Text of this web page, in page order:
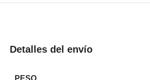
Detalles del envío
PESO